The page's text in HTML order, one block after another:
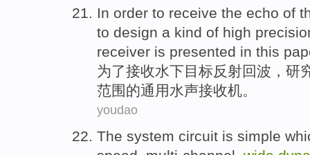
In order to receive the echo of
to design a kind of high
receiver is presented in this
为了接收水下目标反射回波，研
范围的通用水声接收机。
youdao
The system circuit is simple